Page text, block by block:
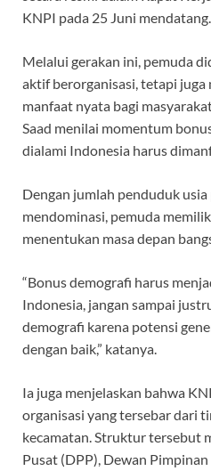
KNPI pada 25 Juni mendatang.
Melalui gerakan ini, pemuda
aktif berorganisasi, tetapi juga
manfaat nyata bagi
Saad menilai momentum
dialami Indonesia harus
Dengan jumlah penduduk
mendominasi, pemuda
menentukan masa depan
“Bonus demografi harus
Indonesia, jangan sampai
demografi karena potensi
dengan baik,” katanya.
Ia juga menjelaskan bahwa
organisasi yang tersebar dari
kecamatan. Struktur tersebut
Pusat (DPP), Dewan